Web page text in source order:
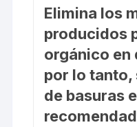
Elimina los
producidos
orgánico en
por lo tanto,
de basuras